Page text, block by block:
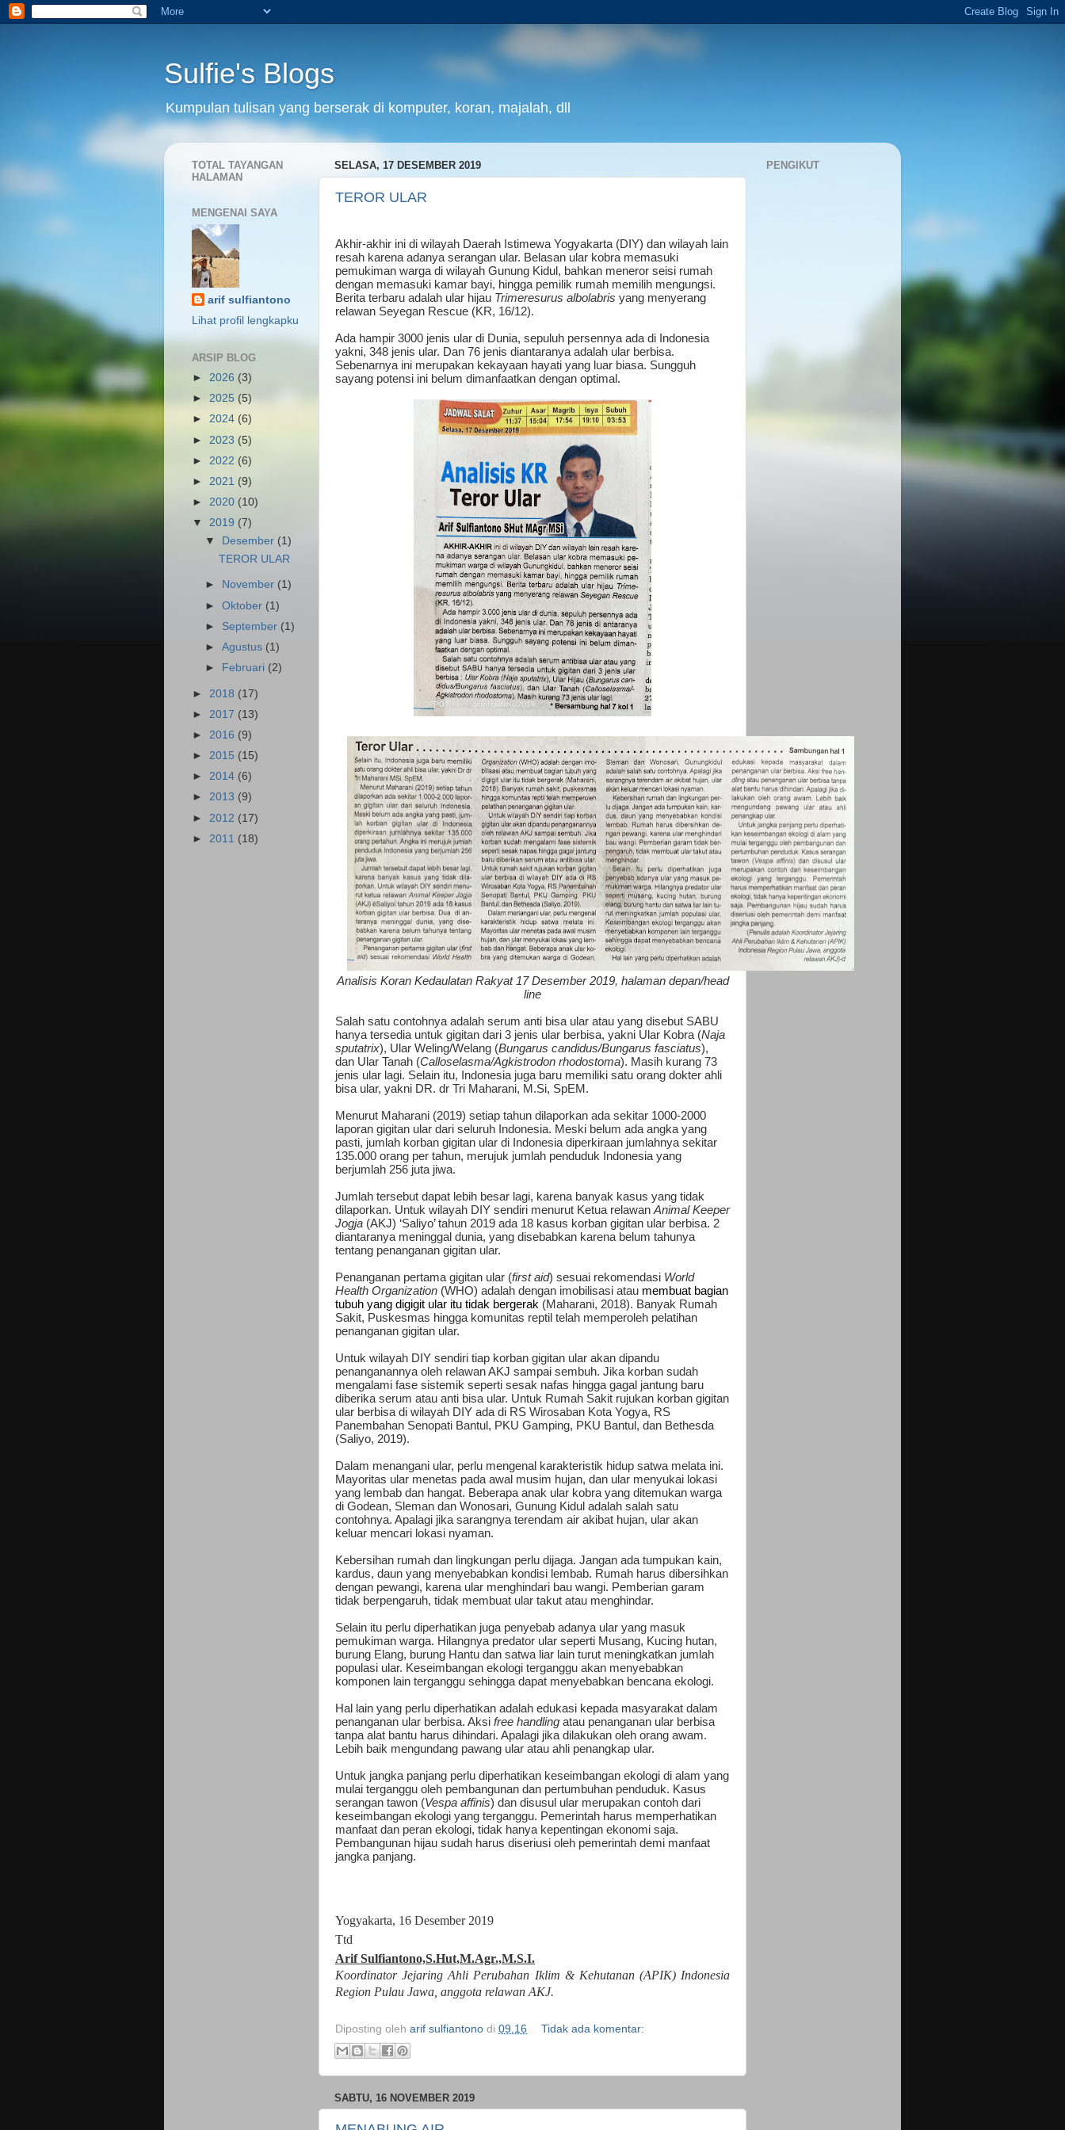
Sulfie's Blogs
Kumpulan tulisan yang berserak di komputer, koran, majalah, dll
SELASA, 17 DESEMBER 2019
TEROR ULAR
Akhir-akhir ini di wilayah Daerah Istimewa Yogyakarta (DIY) dan wilayah lain
resah karena adanya serangan ular. Belasan ular kobra memasuki
pemukiman warga di wilayah Gunung Kidul, bahkan meneror seisi rumah
dengan memasuki kamar bayi, hingga pemilik rumah memilih mengungsi.
Berita terbaru adalah ular hijau Trimeresurus albolabris yang menyerang
relawan Seyegan Rescue (KR, 16/12).
Ada hampir 3000 jenis ular di Dunia, sepuluh persennya ada di Indonesia
yakni, 348 jenis ular. Dan 76 jenis diantaranya adalah ular berbisa.
Sebenarnya ini merupakan kekayaan hayati yang luar biasa. Sungguh
sayang potensi ini belum dimanfaatkan dengan optimal.
Analisis Koran Kedaulatan Rakyat 17 Desember 2019, halaman depan/head
line
Salah satu contohnya adalah serum anti bisa ular atau yang disebut SABU
hanya tersedia untuk gigitan dari 3 jenis ular berbisa, yakni Ular Kobra (Naja
sputatrix), Ular Weling/Welang (Bungarus candidus/Bungarus fasciatus),
dan Ular Tanah (Calloselasma/Agkistrodon rhodostoma). Masih kurang 73
jenis ular lagi. Selain itu, Indonesia juga baru memiliki satu orang dokter ahli
bisa ular, yakni DR. dr Tri Maharani, M.Si, SpEM.
Menurut Maharani (2019) setiap tahun dilaporkan ada sekitar 1000-2000
laporan gigitan ular dari seluruh Indonesia. Meski belum ada angka yang
pasti, jumlah korban gigitan ular di Indonesia diperkiraan jumlahnya sekitar
135.000 orang per tahun, merujuk jumlah penduduk Indonesia yang
berjumlah 256 juta jiwa.
Jumlah tersebut dapat lebih besar lagi, karena banyak kasus yang tidak
dilaporkan. Untuk wilayah DIY sendiri menurut Ketua relawan Animal Keeper
Jogja (AKJ) ‘Saliyo’ tahun 2019 ada 18 kasus korban gigitan ular berbisa. 2
diantaranya meninggal dunia, yang disebabkan karena belum tahunya
tentang penanganan gigitan ular.
Penanganan pertama gigitan ular (first aid) sesuai rekomendasi World
Health Organization (WHO) adalah dengan imobilisasi atau membuat bagian
tubuh yang digigit ular itu tidak bergerak (Maharani, 2018). Banyak Rumah
Sakit, Puskesmas hingga komunitas reptil telah memperoleh pelatihan
penanganan gigitan ular.
Untuk wilayah DIY sendiri tiap korban gigitan ular akan dipandu
penanganannya oleh relawan AKJ sampai sembuh. Jika korban sudah
mengalami fase sistemik seperti sesak nafas hingga gagal jantung baru
diberika serum atau anti bisa ular. Untuk Rumah Sakit rujukan korban gigitan
ular berbisa di wilayah DIY ada di RS Wirosaban Kota Yogya, RS
Panembahan Senopati Bantul, PKU Gamping, PKU Bantul, dan Bethesda
(Saliyo, 2019).
Dalam menangani ular, perlu mengenal karakteristik hidup satwa melata ini.
Mayoritas ular menetas pada awal musim hujan, dan ular menyukai lokasi
yang lembab dan hangat. Beberapa anak ular kobra yang ditemukan warga
di Godean, Sleman dan Wonosari, Gunung Kidul adalah salah satu
contohnya. Apalagi jika sarangnya terendam air akibat hujan, ular akan
keluar mencari lokasi nyaman.
Kebersihan rumah dan lingkungan perlu dijaga. Jangan ada tumpukan kain,
kardus, daun yang menyebabkan kondisi lembab. Rumah harus dibersihkan
dengan pewangi, karena ular menghindari bau wangi. Pemberian garam
tidak berpengaruh, tidak membuat ular takut atau menghindar.
Selain itu perlu diperhatikan juga penyebab adanya ular yang masuk
pemukiman warga. Hilangnya predator ular seperti Musang, Kucing hutan,
burung Elang, burung Hantu dan satwa liar lain turut meningkatkan jumlah
populasi ular. Keseimbangan ekologi terganggu akan menyebabkan
komponen lain terganggu sehingga dapat menyebabkan bencana ekologi.
Hal lain yang perlu diperhatikan adalah edukasi kepada masyarakat dalam
penanganan ular berbisa. Aksi free handling atau penanganan ular berbisa
tanpa alat bantu harus dihindari. Apalagi jika dilakukan oleh orang awam.
Lebih baik mengundang pawang ular atau ahli penangkap ular.
Untuk jangka panjang perlu diperhatikan keseimbangan ekologi di alam yang
mulai terganggu oleh pembangunan dan pertumbuhan penduduk. Kasus
serangan tawon (Vespa affinis) dan disusul ular merupakan contoh dari
keseimbangan ekologi yang terganggu. Pemerintah harus memperhatikan
manfaat dan peran ekologi, tidak hanya kepentingan ekonomi saja.
Pembangunan hijau sudah harus diseriusi oleh pemerintah demi manfaat
jangka panjang.
Yogyakarta, 16 Desember 2019
Ttd
Arif Sulfiantono,S.Hut,M.Agr.,M.S.I.
Koordinator Jejaring Ahli Perubahan Iklim & Kehutanan (APIK) Indonesia
Region Pulau Jawa, anggota relawan AKJ.
Diposting oleh arif sulfiantono di 09.16 Tidak ada komentar:
SABTU, 16 NOVEMBER 2019
TOTAL TAYANGAN
HALAMAN
MENGENAI SAYA
arif sulfiantono
Lihat profil lengkapku
ARSIP BLOG
► 2026 (3)
► 2025 (5)
► 2024 (6)
► 2023 (5)
► 2022 (6)
► 2021 (9)
► 2020 (10)
▼ 2019 (7)
▼
Desember (1)
TEROR ULAR
► November (1)
►Oktober (1)
► September (1)
►Agustus (1)
►
Februari (2)
► 2018 (17)
► 2017 (13)
► 2016 (9)
► 2015 (15)
► 2014 (6)
► 2013 (9)
► 2012 (17)
► 2011 (18)
PENGIKUT